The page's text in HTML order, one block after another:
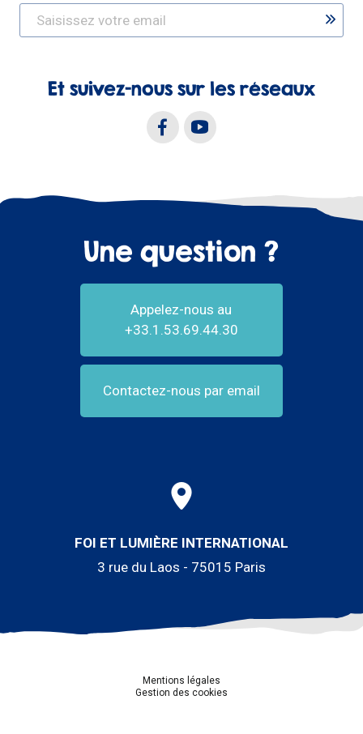
Et suivez-nous sur les réseaux
Une question ?
Appelez-nous au
+33.1.53.69.44.30
Contactez-nous par email
FOI ET LUMIÈRE INTERNATIONAL
3 rue du Laos - 75015 Paris
Mentions légales
Gestion des cookies